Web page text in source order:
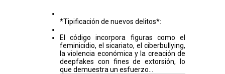
*Tipificación de nuevos delitos*:
El código incorpora figuras como el
feminicidio, el sicariato, el ciberbullying,
la violencia económica y la creación de
deepfakes con fines de extorsión, lo
que demuestra un esfuerzo...